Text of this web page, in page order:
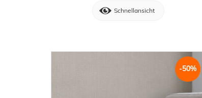
Schnellansicht
-50%